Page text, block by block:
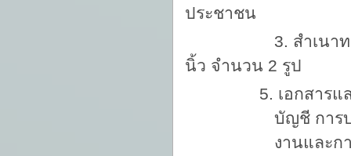
ประชาชน
3. สำเนาทะ
นิ้ว จำนวน 2 รูป
5. เอกสาร
บัญชี การ
งานและ